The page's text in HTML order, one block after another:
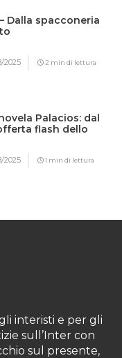
– Dalla spacconeria
2025 2 min di lettura
Palacios: dal
flash dello
2025 1 min di lettura
interisti e per gli
sull’Inter con
sul presente,